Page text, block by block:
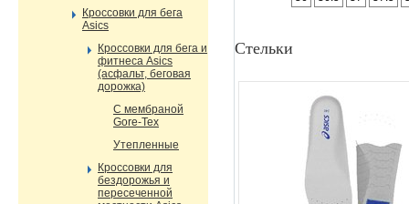
Стельки
Кроссовки для бега
Asics
Кроссовки для бега и
фитнеса Asics
(асфальт, беговая
дорожка)
С мембраной
Gore-Tex
Утепленные
Кроссовки для
бездорожья и
пересеченной